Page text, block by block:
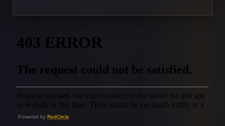
Powered by RedCircle